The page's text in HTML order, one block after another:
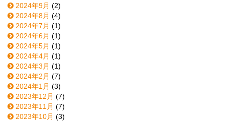
2024年9月 (2)
2024年8月 (4)
2024年7月 (1)
2024年6月 (1)
2024年5月 (1)
2024年4月 (1)
2024年3月 (1)
2024年2月 (7)
2024年1月 (3)
2023年12月 (7)
2023年11月 (7)
2023年10月 (3)